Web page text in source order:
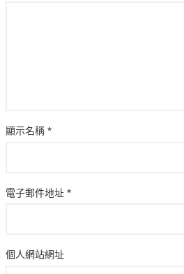
顯示名稱 *
電子郵件地址 *
個人網站網址